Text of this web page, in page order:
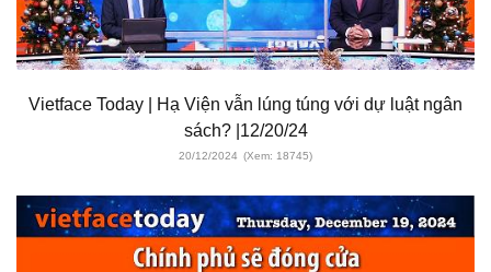
Vietface Today | Hạ Viện vẫn lúng túng với dự luật ngân
sách? |12/20/24
20/12/2024 (Xem: 18745)